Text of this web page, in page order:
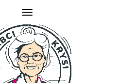
TOGGLE NAVIGATION